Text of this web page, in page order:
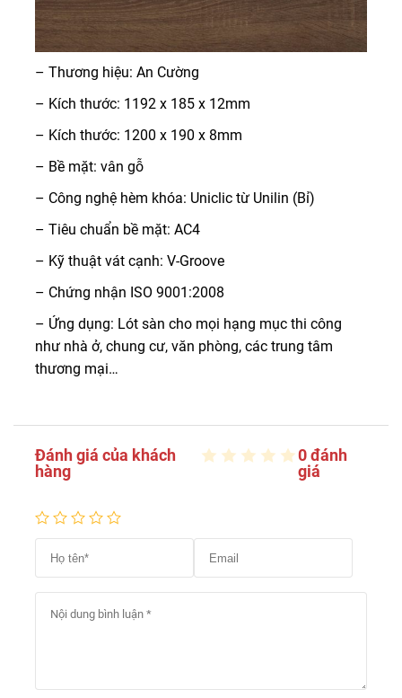
– Thương hiệu: An Cường
– Kích thước: 1192 x 185 x 12mm
– Kích thước: 1200 x 190 x 8mm
– Bề mặt: vân gỗ
– Công nghệ hèm khóa: Uniclic từ Unilin (Bỉ)
– Tiêu chuẩn bề mặt: AC4
– Kỹ thuật vát cạnh: V-Groove
– Chứng nhận ISO 9001:2008
– Ứng dụng: Lót sàn cho mọi hạng mục thi công
như nhà ở, chung cư, văn phòng, các trung tâm
thương mại…
Đánh giá của khách
hàng
0 đánh
giá